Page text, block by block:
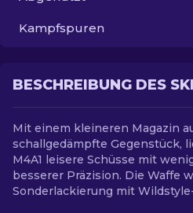
Kampfspuren
BESCHREIBUNG DES
Mit einem kleineren Magazin
schallgedämpfte Gegenstück,
M4A1 leisere Schüsse mit
besserer Präzision. Die Waffe
Sonderlackierung mit